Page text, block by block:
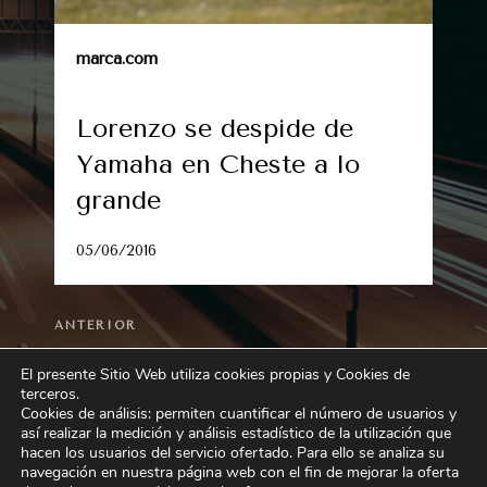
marca.com
Lorenzo se despide de
Yamaha en Cheste a lo
grande
05/06/2016
Entrada
anterior:
ANTERIOR
a Benicasim
Siguiente
entrada
SIGUIENTE
Gran de Premio de España de Fórmula 1 en
El presente Sitio Web utiliza cookies propias y Cookies de
terceros.
Cookies de análisis: permiten cuantificar el número de usuarios y
así realizar la medición y análisis estadístico de la utilización que
hacen los usuarios del servicio ofertado. Para ello se analiza su
navegación en nuestra página web con el fin de mejorar la oferta